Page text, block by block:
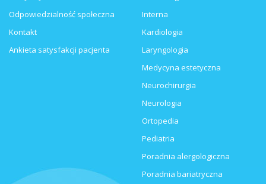
Interna
Kardiologia
Laryngologia
Medycyna estetyczna
Neurochirurgia
Neurologia
Ortopedia
Pediatria
Poradnia alergologiczna
Poradnia bariatryczna
Odpowiedzialność społeczna
Kontakt
Ankieta satysfakcji pacjenta